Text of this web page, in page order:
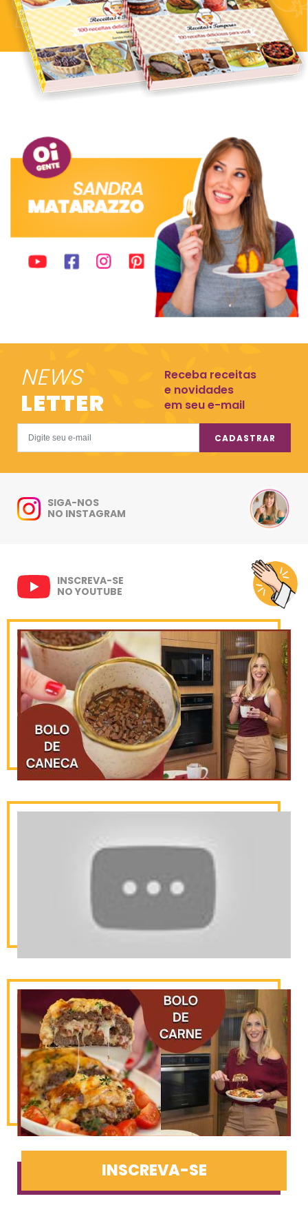
NEWS
LETTER
Receba receitas
e novidades
em seu e-mail
CADASTRAR
SIGA-NOS
NO INSTAGRAM
INSCREVA-SE
NO YOUTUBE
INSCREVA-SE